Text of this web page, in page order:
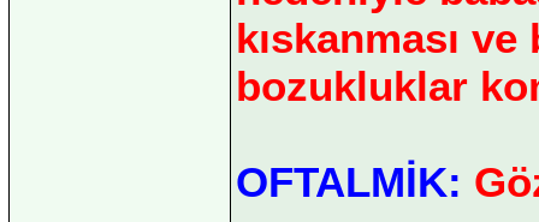
kıskanması
bozukluklar
OFTALMİK: